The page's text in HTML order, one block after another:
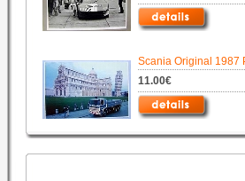
Scania Original 1987
11.00€